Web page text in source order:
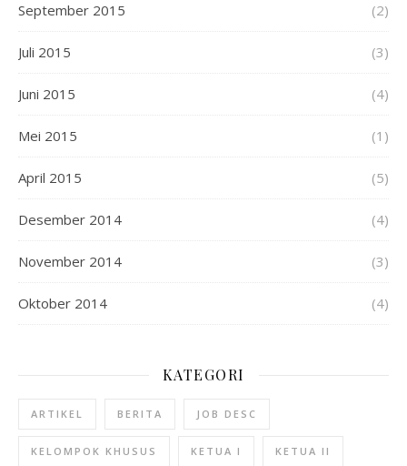
September 2015 (2)
Juli 2015 (3)
Juni 2015 (4)
Mei 2015 (1)
April 2015 (5)
Desember 2014 (4)
November 2014 (3)
Oktober 2014 (4)
KATEGORI
ARTIKEL BERITA JOB DESC
KELOMPOK KHUSUS KETUA I KETUA II